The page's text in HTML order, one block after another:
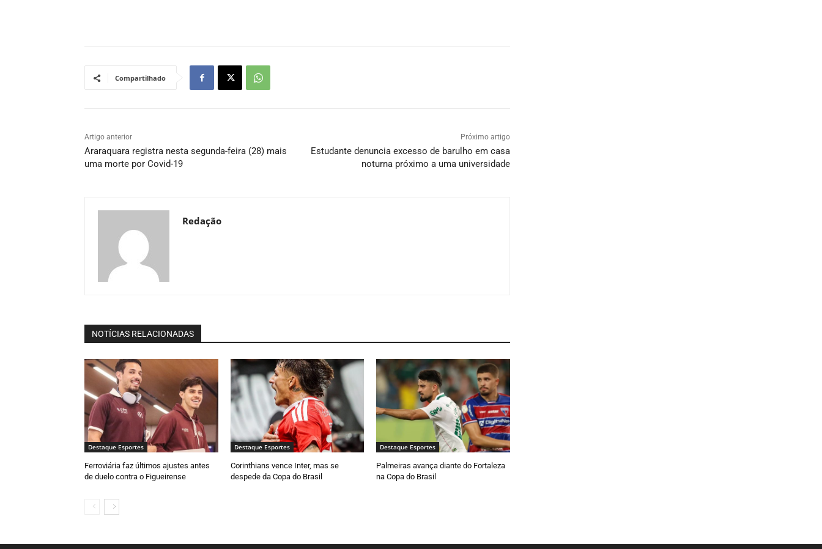
Compartilhado
Artigo anterior
Araraquara registra nesta segunda-feira (28) mais
uma morte por Covid-19
Próximo artigo
Estudante denuncia excesso de barulho em casa
noturna próximo a uma universidade
Redação
NOTÍCIAS RELACIONADAS
Destaque Esportes
Ferroviária faz últimos ajustes antes
de duelo contra o Figueirense
Destaque Esportes
Corinthians vence Inter, mas se
despede da Copa do Brasil
Destaque Esportes
Palmeiras avança diante do Fortaleza
na Copa do Brasil